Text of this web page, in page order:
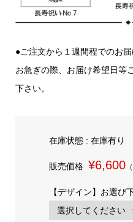
●ご注文から１週間程でのお届
お急ぎの際、お届け希望日等
下さい。
在庫状態 : 在庫有り
販売価格 ¥6,600
【デザイン】お選び